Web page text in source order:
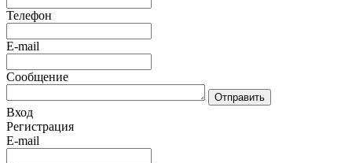
Телефон
E-mail
Сообщение
Отправить
Вход
Регистрация
E-mail